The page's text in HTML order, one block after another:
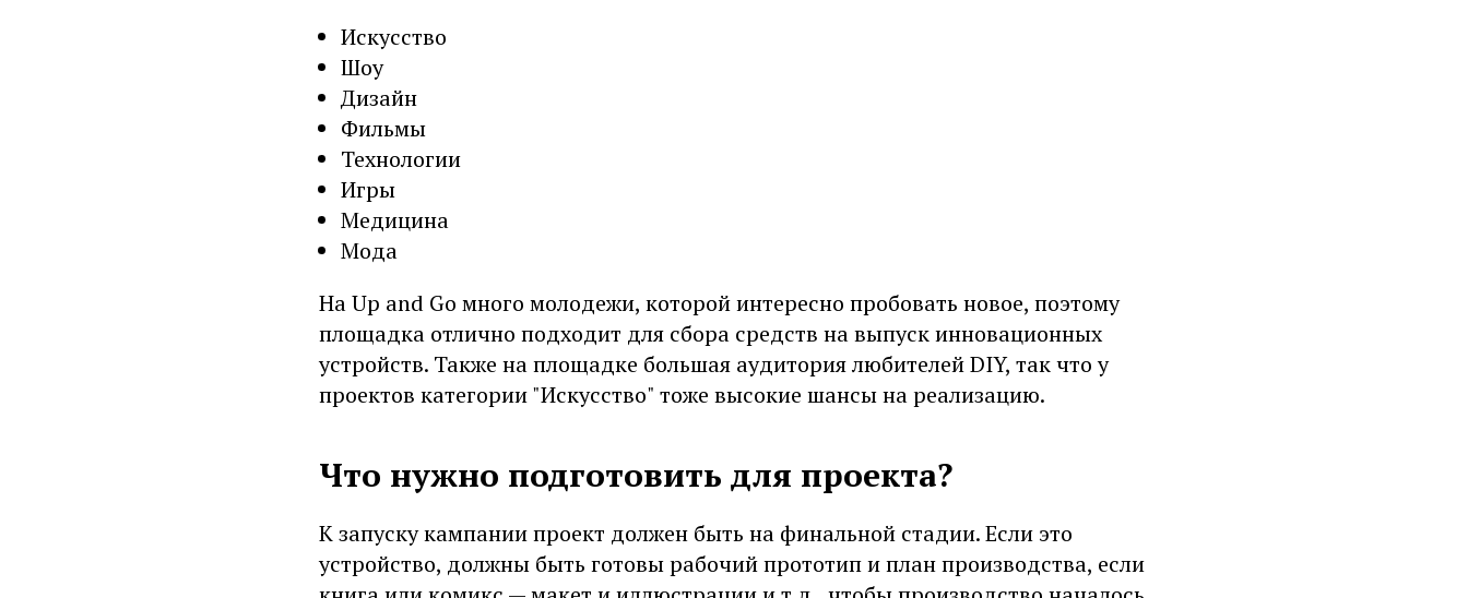
Искусство
Шоу
Дизайн
Фильмы
Технологии
Игры
Медицина
Мода
На Up and Go много молодежи, которой интересно пробовать новое, поэтому
площадка отлично подходит для сбора средств на выпуск инновационных
устройств. Также на площадке большая аудитория любителей DIY, так что у
проектов категории "Искусство" тоже высокие шансы на реализацию.
Что нужно подготовить для проекта?
К запуску кампании проект должен быть на финальной стадии. Если это
устройство, должны быть готовы рабочий прототип и план производства, если